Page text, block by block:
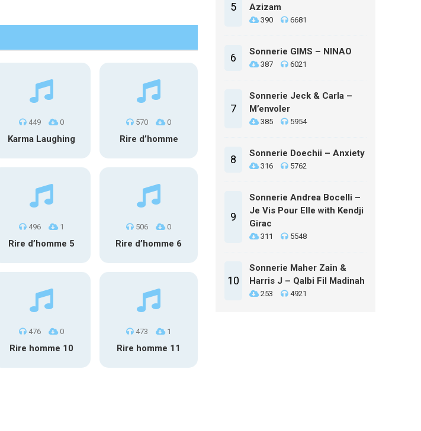
449 0
Karma Laughing
570 0
Rire d’homme
496 1
Rire d’homme 5
506 0
Rire d’homme 6
476 0
Rire homme 10
473 1
Rire homme 11
5
Azizam
390 6681
6 Sonnerie GIMS – NINAO
387 6021
7
Sonnerie Jeck & Carla –
M’envoler
385 5954
8 Sonnerie Doechii – Anxiety
316 5762
9
Sonnerie Andrea Bocelli –
Je Vis Pour Elle with Kendji
Girac
311 5548
10
Sonnerie Maher Zain &
Harris J – Qalbi Fil Madinah
253 4921